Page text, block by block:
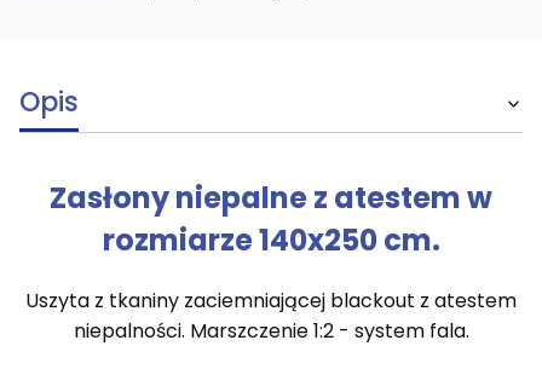
Opis
Zasłony niepalne z atestem w
rozmiarze 140x250 cm.
Uszyta z tkaniny zaciemniającej blackout z atestem
niepalności. Marszczenie 1:2 - system fala.